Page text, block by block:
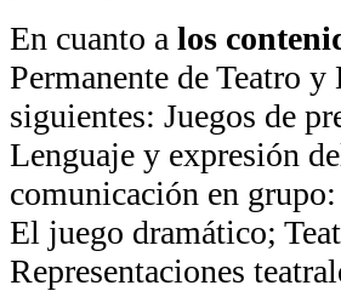
En cuanto a los
Permanente de Teatro
siguientes: Juegos de
Lenguaje y expresión
comunicación en
El juego dramático;
Representaciones